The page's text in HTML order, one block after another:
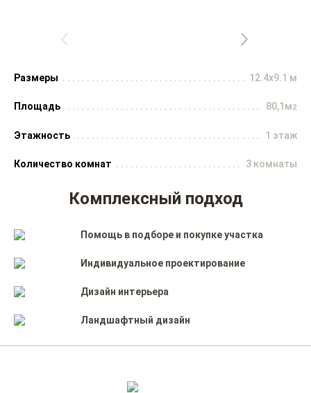
Размеры 12.4x9.1 м
Площадь 80,1м2
Этажность 1 этаж
Количество комнат 3 комнаты
Комплексный подход
Помощь в подборе и покупке участка
Индивидуальное проектирование
Дизайн интерьера
Ландшафтный дизайн